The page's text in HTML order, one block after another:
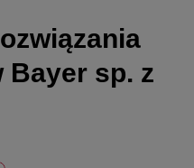
Bayer sp. z